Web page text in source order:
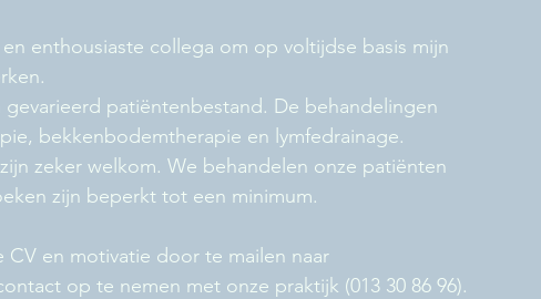
enthousiaste collega om op voltijdse basis mijn
patiëntenbestand. De behandelingen
bekkenbodemtherapie en lymfedrainage.
zeker welkom. We behandelen onze patiënten
zijn beperkt tot een minimum.
CV en motivatie door te mailen naar
op te nemen met onze praktijk (013 30 86 96).